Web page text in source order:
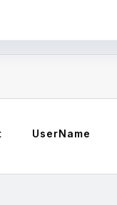
UserName